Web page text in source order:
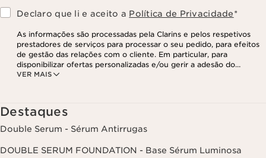
Declaro que li e aceito a Política de Privacidade*
VER MAIS
As informações são processadas pela Clarins e pelos respetivos
prestadores de serviços para processar o seu pedido, para efeitos
de gestão das relações com o cliente. Em particular, para
disponibilizar ofertas personalizadas e/ou gerir a adesão do
utilizador ao nosso programa de fidelização e para criar o seu
as suas informações, assim como o direito de se opor e impedir o
respetivo processamento. Poderá exercer este direito,
contactando-nos. Para mais informações, consulte a nossa política
de privacidade, clicando aqui
Destaques
Double Serum - Sérum Antirrugas
DOUBLE SERUM FOUNDATION - Base Sérum Luminosa